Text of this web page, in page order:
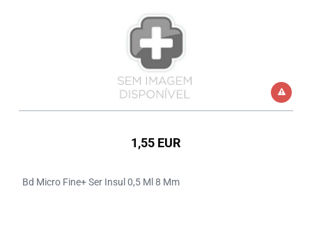
1,55 EUR
Bd Micro Fine+ Ser Insul 0,5 Ml 8 Mm